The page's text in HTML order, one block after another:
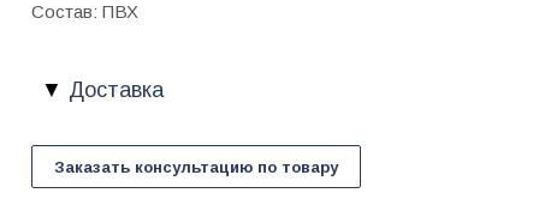
Состав: ПВХ
Доставка
Заказать консультацию по товару